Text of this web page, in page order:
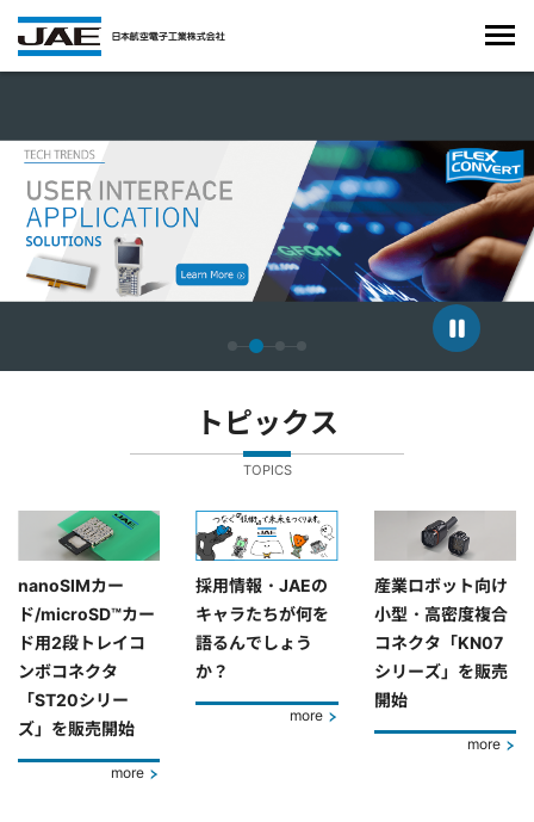
トピックス
TOPICS
nanoSIMカー
ド/microSD™カー
ド用2段トレイコ
ンボコネクタ
「ST20シリー
ズ」を販売開始
more
採用情報・JAEの
キャラたちが何を
語るんでしょう
か？
more
産業ロボット向け
小型・高密度複合
コネクタ「KN07
シリーズ」を販売
開始
more